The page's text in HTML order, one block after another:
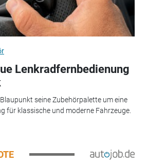
Lenkradfernbedienung
seine Zubehörpalette um eine
für klassische und moderne Fahrzeuge.